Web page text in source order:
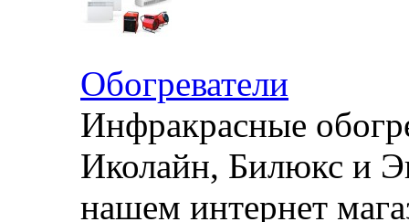
Обогреватели
Инфракрасные
Иколайн, Билюкс и
нашем интернет